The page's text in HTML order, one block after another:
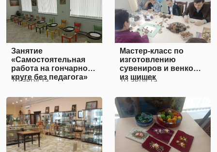
Занятие
«Самостоятельная
работа на гончарном
круге без педагога»
10 августа
Мастер-класс по
изготовлению
сувениров и венков
из шишек
10 августа